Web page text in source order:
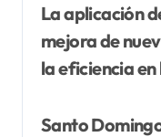
La aplicación
mejora de
la eficiencia
Santo